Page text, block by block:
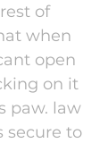
of
when
open
on it
paw. law
secure to